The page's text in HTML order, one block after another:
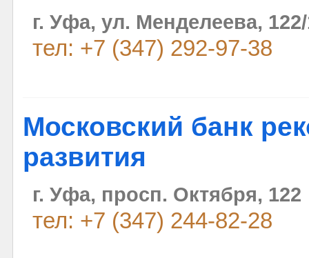
г. Уфа, ул. Менделеева,
тел: +7 (347) 292-97-38
Московский банк
развития
г. Уфа, просп. Октября, 122
тел: +7 (347) 244-82-28